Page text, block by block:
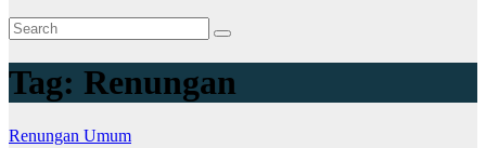
Tag: Renungan
Renungan Umum